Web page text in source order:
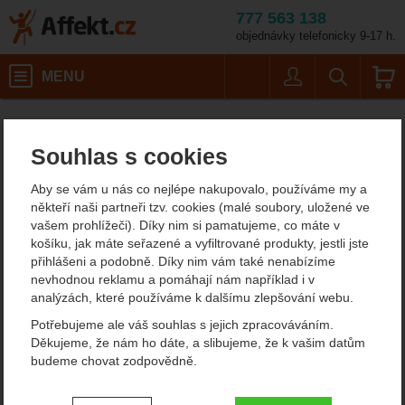
Souhlas s cookies
Aby se vám u nás co nejlépe nakupovalo, používáme my a
někteří naši partneři tzv. cookies (malé soubory, uložené ve
vašem prohlížeči). Díky nim si pamatujeme, co máte v
košíku, jak máte seřazené a vyfiltrované produkty, jestli jste
přihlášeni a podobně. Díky nim vám také nenabízíme
nevhodnou reklamu a pomáhají nám například i v
analýzách, které používáme k dalšímu zlepšování webu.
Potřebujeme ale váš souhlas s jejich zpracováváním.
Děkujeme, že nám ho dáte, a slibujeme, že k vašim datům
budeme chovat zodpovědně.
Nastavení souhlasů s kategoriemi
777 563 138
objednávky telefonicky 9-17 h.
MENU
Mountain Equipment Lightline Womens Jacket VÝPRODEJ
Mountain Equipment
Lightline Womens Jacket
VÝPRODEJ péřová bunda
výprodej
Fotografie